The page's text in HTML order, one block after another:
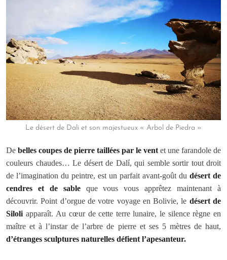
Le désert de Dali et son majestueux « Arbol de Piedra »
De belles coupes de pierre taillées par le vent et une farandole de
couleurs chaudes… Le désert de Dalí, qui semble sortir tout droit
de l’imagination du peintre, est un parfait avant-goût du désert de
cendres et de sableque vous vous apprêtez maintenant à
découvrir. Point d’orgue de votre voyage en Bolivie, le désert de
Siloli apparaît. Au cœur de cette terre lunaire, le silence règne en
maître et à l’instar de l’arbre de pierre et ses 5 mètres de haut,
d’étranges sculptures naturelles défient l’apesanteur.